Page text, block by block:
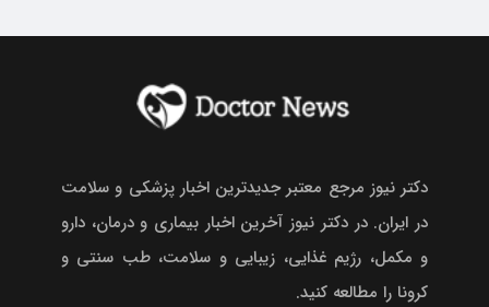
دکتر نیوز مرجع معتبر جدیدترین اخبار پزشکی و سلامت
در ایران. در دکتر نیوز آخرین اخبار بیماری و درمان، دارو
و مکمل، رژیم غذایی، زیبایی و سلامت، طب سنتی و
کرونا را مطالعه کنید.